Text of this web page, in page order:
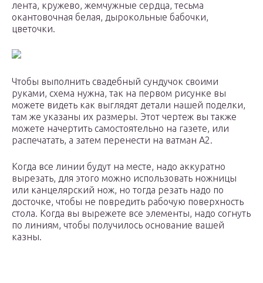
лента, кружево, жемчужные сердца, тесьма
окантовочная белая, дырокольные бабочки,
цветочки.
Чтобы выполнить свадебный сундучок своими
руками, схема нужна, так на первом рисунке вы
можете видеть как выглядят детали нашей поделки,
там же указаны их размеры. Этот чертеж вы также
можете начертить самостоятельно на газете, или
распечатать, а затем перенести на ватман А2.
Когда все линии будут на месте, надо аккуратно
вырезать, для этого можно использовать ножницы
или канцелярский нож, но тогда резать надо по
досточке, чтобы не повредить рабочую поверхность
стола. Когда вы вырежете все элементы, надо согнуть
по линиям, чтобы получилось основание вашей
казны.